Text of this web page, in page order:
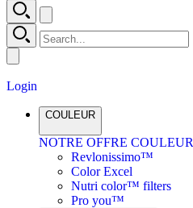
Login
COULEUR
NOTRE OFFRE COULEUR
Revlonissimo™
Color Excel
Nutri color™ filters
Pro you™